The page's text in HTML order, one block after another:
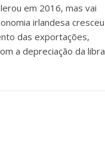
em 2016, mas vai
irlandesa cresceu
das exportações,
a depreciação da libra